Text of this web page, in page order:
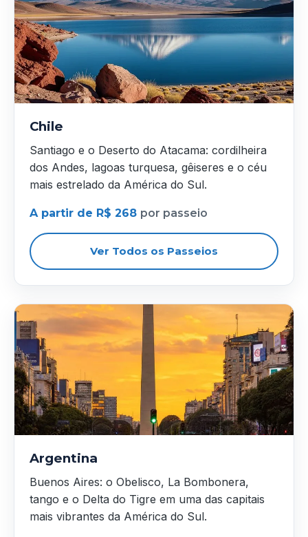
Chile
Santiago e o Deserto do Atacama: cordilheira
dos Andes, lagoas turquesa, gêiseres e o céu
mais estrelado da América do Sul.
A partir de R$ 268 por passeio
Ver Todos os Passeios
Argentina
Buenos Aires: o Obelisco, La Bombonera,
tango e o Delta do Tigre em uma das capitais
mais vibrantes da América do Sul.